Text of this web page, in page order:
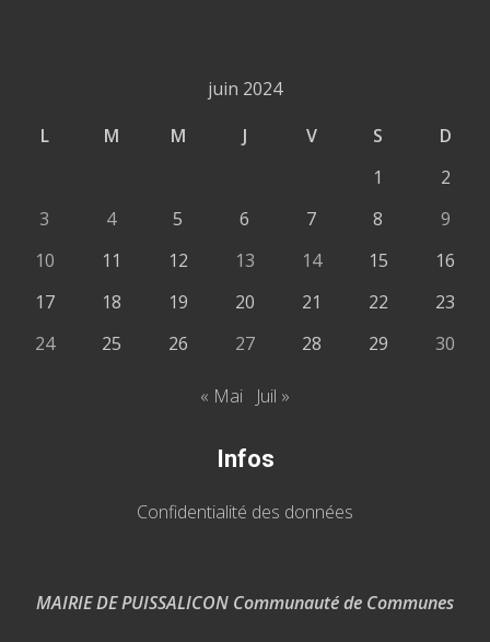
juin 2024
L
M M J V S
D
1
2
3
4 5 6 7 8
9
10
11 12 13 14 15
16
17
18 19 20 21 22
23
24
25 26 27 28 29 30
« Mai Juil »
Infos
Confidentialité des données
MAIRIE DE PUISSALICON Communauté de Communes